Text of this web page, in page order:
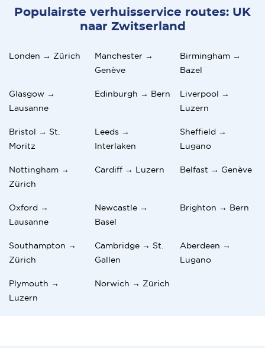
Populairste verhuisservice routes: UK
naar Zwitserland
Londen → Zürich
Manchester →
Genève
Birmingham →
Bazel
Glasgow →
Lausanne
Edinburgh → Bern
Liverpool →
Luzern
Bristol → St.
Moritz
Leeds →
Interlaken
Sheffield →
Lugano
Nottingham →
Zürich
Cardiff → Luzern Belfast → Genève
Oxford →
Lausanne
Newcastle →
Basel
Brighton → Bern
Southampton →
Zürich
Cambridge → St.
Gallen
Aberdeen →
Lugano
Plymouth →
Luzern
Norwich → Zürich